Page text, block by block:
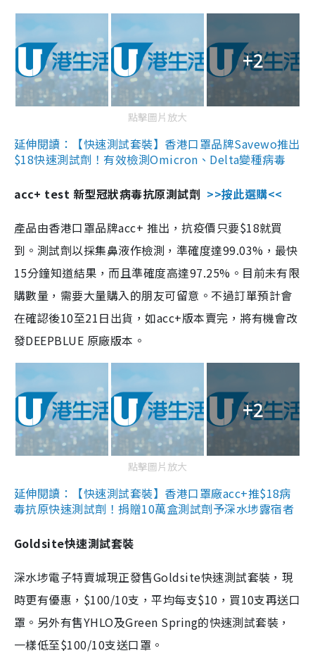
+2
點擊圖片放大
延伸閱讀：【快速測試套裝】香港口罩品牌Savewo推出
$18快速測試劑！有效檢測Omicron、Delta變種病毒
acc+ test 新型冠狀病毒抗原測試劑 >>按此選購<<
產品由香港口罩品牌acc+ 推出，抗疫價只要$18就買
到。測試劑以採集鼻液作檢測，準確度達99.03%，最快
15分鐘知道結果，而且準確度高達97.25%。目前未有限
購數量，需要大量購入的朋友可留意。不過訂單預計會
在確認後10至21日出貨，如acc+版本賣完，將有機會改
發DEEPBLUE 原廠版本。
+2
點擊圖片放大
延伸閱讀：【快速測試套裝】香港口罩廠acc+推$18病
毒抗原快速測試劑！捐贈10萬盒測試劑予深水埗露宿者
Goldsite快速測試套裝
深水埗電子特賣城現正發售Goldsite快速測試套裝，現
時更有優惠，$100/10支，平均每支$10，買10支再送口
罩。另外有售YHLO及Green Spring的快速測試套裝，
一樣低至$100/10支送口罩。